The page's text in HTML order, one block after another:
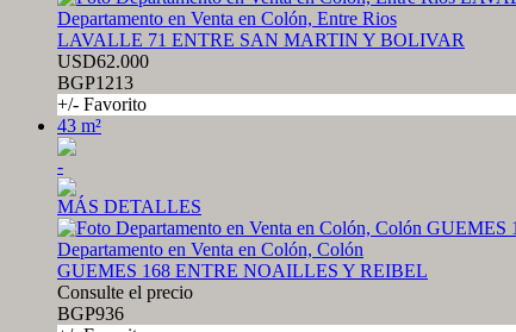
Departamento en Venta en Colón, Entre Rios
LAVALLE 71 ENTRE SAN MARTIN Y BOLIVAR
USD62.000
BGP1213
+/- Favorito
43 m²
-
MÁS DETALLES
Departamento en Venta en Colón, Colón
GUEMES 168 ENTRE NOAILLES Y REIBEL
Consulte el precio
BGP936